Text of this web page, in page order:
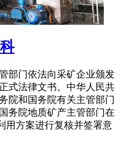
部门依法向采矿企业颁发
式法律文书。中华人民共
院和国务院有关主管部门
务院地质矿产主管部门在
用方案进行复核并签署意